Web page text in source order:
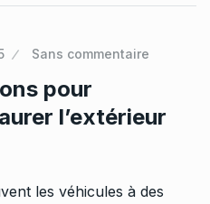
Sans commentaire
pour
l’extérieur
les véhicules à des